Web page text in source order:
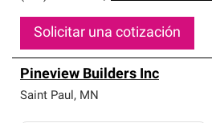
Solicitar una cotización
Pineview Builders Inc
Saint Paul, MN